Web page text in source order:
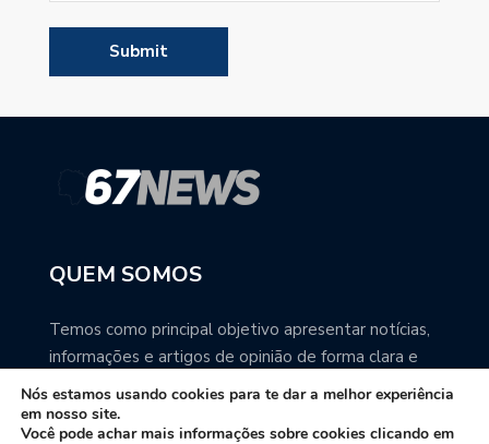
QUEM SOMOS
Temos como principal objetivo apresentar notícias,
informações e artigos de opinião de forma clara e
precisa. Você pode ter a total certeza que o
67NEWS é uma excelente fonte de informação
sobre Mato Grosso do Sul.
Nós estamos usando cookies para te dar a melhor experiência
em nosso site.
Você pode achar mais informações sobre cookies clicando em